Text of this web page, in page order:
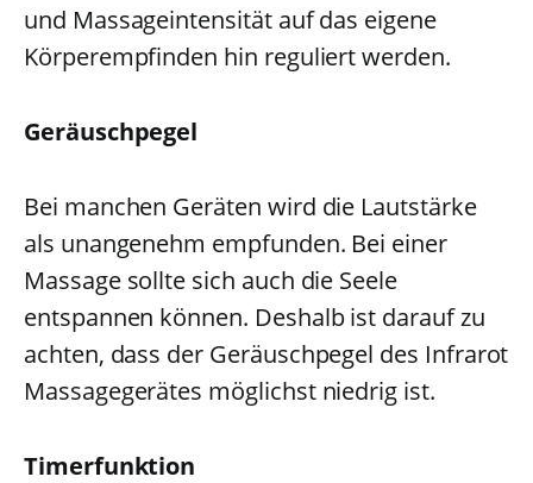
und Massageintensität auf das eigene
Körperempfinden hin reguliert werden.
Geräuschpegel
Bei manchen Geräten wird die Lautstärke
als unangenehm empfunden. Bei einer
Massage sollte sich auch die Seele
entspannen können. Deshalb ist darauf zu
achten, dass der Geräuschpegel des Infrarot
Massagegerätes möglichst niedrig ist.
Timerfunktion